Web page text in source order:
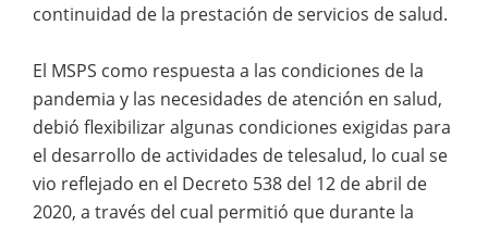
continuidad de la prestación de servicios de salud.
El MSPS como respuesta a las condiciones de la
pandemia y las necesidades de atención en salud,
debió flexibilizar algunas condiciones exigidas para
el desarrollo de actividades de telesalud, lo cual se
vio reflejado en el Decreto 538 del 12 de abril de
2020, a través del cual permitió que durante la